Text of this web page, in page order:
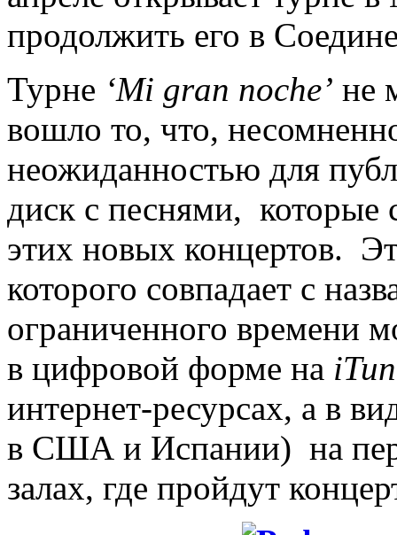
продолжить его в
Турне ‘Mi gran noche’ не
вошло то, что,
неожиданностью для
диск с песнями, которые
этих новых концертов.
которого совпадает с
ограниченного времени
в цифровой форме на
интернет-ресурсах, а в
в США и Испании) на
залах, где пройдут